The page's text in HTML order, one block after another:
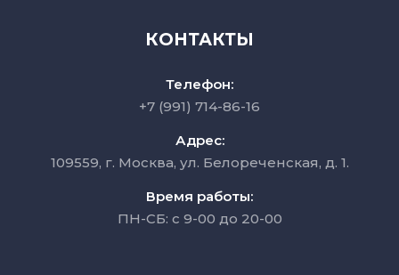
КОНТАКТЫ
Телефон:
+7 (991) 714-86-16
Адрес:
109559, г. Москва, ул. Белореченская, д. 1.
Время работы:
ПН-СБ: с 9-00 до 20-00